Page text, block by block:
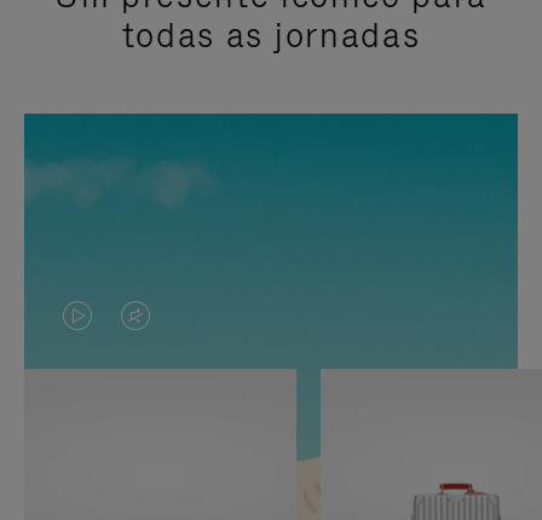
todas as jornadas
O
VÍDEO
O
VÍDEO